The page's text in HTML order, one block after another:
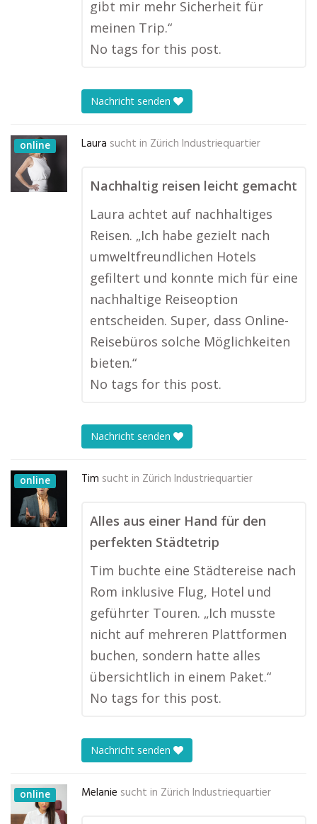
gibt mir mehr Sicherheit für
meinen Trip.“
No tags for this post.
Nachricht senden
online Laura sucht in Zürich Industriequartier
Nachhaltig reisen leicht gemacht
Laura achtet auf nachhaltiges
Reisen. „Ich habe gezielt nach
umweltfreundlichen Hotels
gefiltert und konnte mich für eine
nachhaltige Reiseoption
entscheiden. Super, dass Online-
Reisebüros solche Möglichkeiten
bieten.“
No tags for this post.
Nachricht senden
online Tim sucht in Zürich Industriequartier
Alles aus einer Hand für den
perfekten Städtetrip
Tim buchte eine Städtereise nach
Rom inklusive Flug, Hotel und
geführter Touren. „Ich musste
nicht auf mehreren Plattformen
buchen, sondern hatte alles
übersichtlich in einem Paket.“
No tags for this post.
Nachricht senden
online Melanie sucht in Zürich Industriequartier